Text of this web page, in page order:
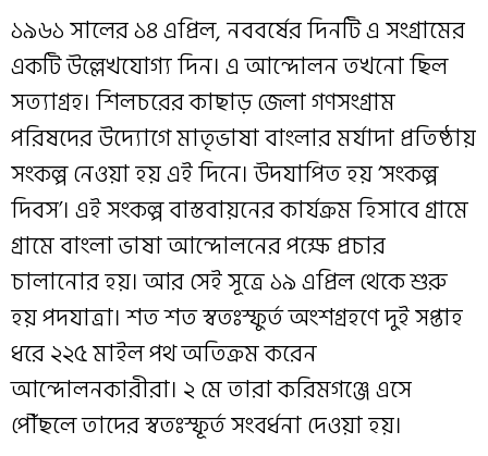
১৯৬১ সালের ১৪ এপ্রিল, নববর্ষের দিনটি এ সংগ্রামের
একটি উল্লেখযোগ্য দিন। এ আন্দোলন তখনো ছিল
সত্যাগ্রহ। শিলচরের কাছাড় জেলা গণসংগ্রাম
পরিষদের উদ্যোগে মাতৃভাষা বাংলার মর্যাদা প্রতিষ্ঠায়
সংকল্প নেওয়া হয় এই দিনে। উদযাপিত হয় ‘সংকল্প
দিবস’। এই সংকল্প বাস্তবায়নের কার্যক্রম হিসাবে গ্রামে
গ্রামে বাংলা ভাষা আন্দোলনের পক্ষে প্রচার
চালানোর হয়। আর সেই সূত্রে ১৯ এপ্রিল থেকে শুরু
হয় পদযাত্রা। শত শত স্বতঃস্ফুর্ত অংশগ্রহণে দুই সপ্তাহ
ধরে ২২৫ মাইল পথ অতিক্রম করেন
আন্দোলনকারীরা। ২ মে তারা করিমগঞ্জে এসে
পৌঁছলে তাদের স্বতঃস্ফূর্ত সংবর্ধনা দেওয়া হয়।